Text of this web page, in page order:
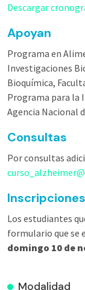
Descargar
Apoyan
Programa en
Investigaciones
Bioquímica,
Programa para la
Agencia Nacional
Consultas
Por consultas
Inscripciones
Los estudiantes
formulario que se
domingo 10 de
Modalidad